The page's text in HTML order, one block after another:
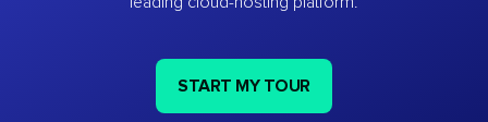
START MY TOUR